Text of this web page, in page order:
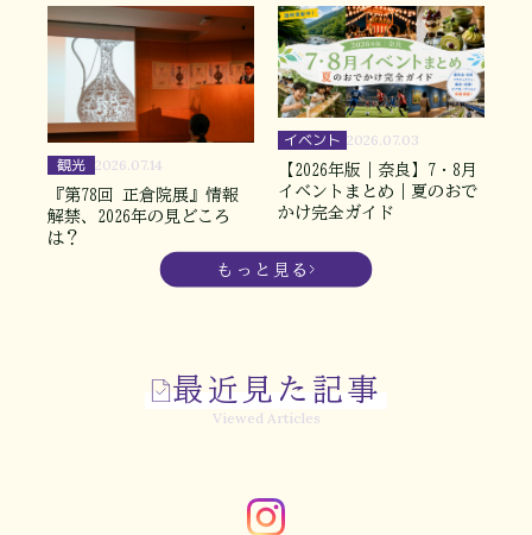
観光 2026.07.14
『第78回 正倉院展』情報
解禁、2026年の見どころ
は？
イベント 2026.07.03
【2026年版｜奈良】7・8月
イベントまとめ｜夏のおで
かけ完全ガイド
もっと見る
最近見た記事
Viewed Articles